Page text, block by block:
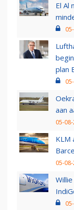
El Al
plan
aan
05-
KLM
05-